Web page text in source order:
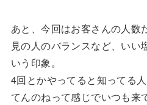
あと、今回はお客さんの人数
見の人のバランスなど、いい
いう印象。
4回とかやってると知ってる
てんのねって感じでいつも来